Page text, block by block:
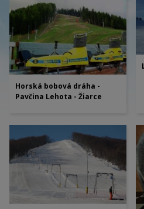
Horská bobová dráha -
Pavčina Lehota - Žiarce